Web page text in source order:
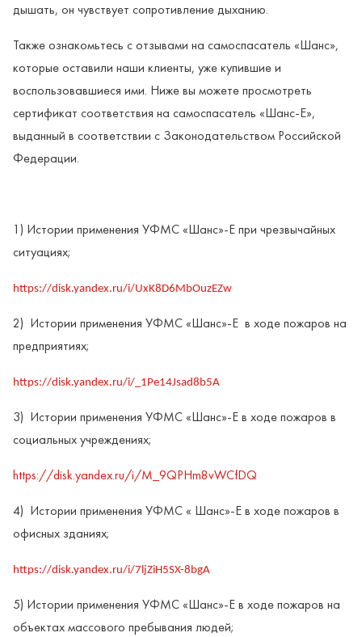
дышать, он чувствует сопротивление дыханию.
Также ознакомьтесь с отзывами на самоспасатель «Шанс»,
которые оставили наши клиенты, уже купившие и
воспользовавшиеся ими. Ниже вы можете просмотреть
сертификат соответствия на самоспасатель «Шанс-Е»,
выданный в соответствии с Законодательством Российской
Федерации.
1) Истории применения УФМС «Шанс»-Е при чрезвычайных
ситуациях;
https://disk.yandex.ru/i/UxK8D6MbOuzEZw
2) Истории применения УФМС «Шанс»-Е в ходе пожаров на
предприятиях;
https://disk.yandex.ru/i/_1Pe14Jsad8b5A
3) Истории применения УФМС «Шанс»-Е в ходе пожаров в
социальных учреждениях;
https://disk.yandex.ru/i/M_9QPHm8vWCfDQ
4) Истории применения УФМС « Шанс»-Е в ходе пожаров в
офисных зданиях;
https://disk.yandex.ru/i/7ljZiH5SX-8bgA
5) Истории применения УФМС «Шанс»-Е в ходе пожаров на
объектах массового пребывания людей;